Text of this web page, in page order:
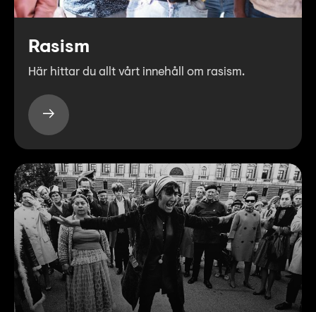
Rasism
Här hittar du allt vårt innehåll om rasism.